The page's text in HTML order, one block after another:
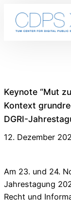
Keynote “Mut
Kontext
DGRI-
12. Dezember
Am 23. und 24.
Jahrestagung
Recht und